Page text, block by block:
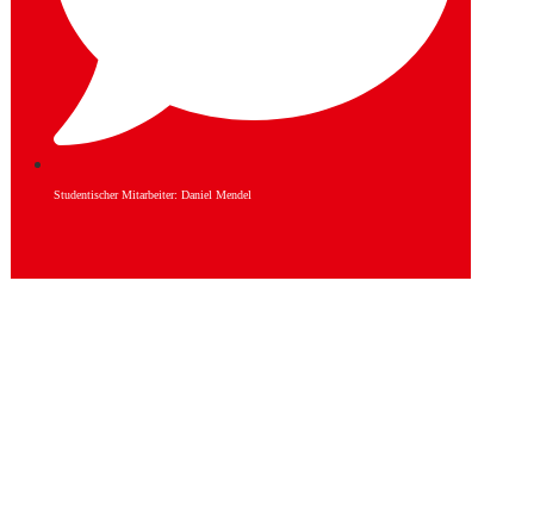
Studentischer Mitarbeiter: Daniel Mendel